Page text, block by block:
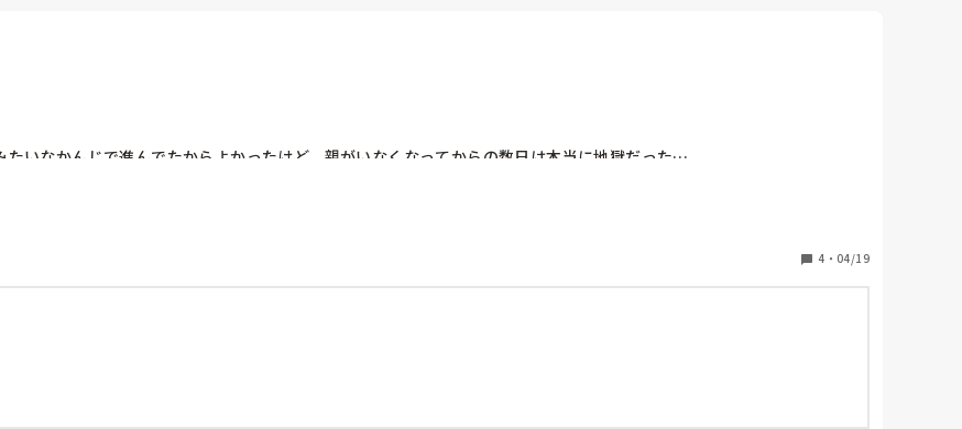
いなかんじで進んでたからよかったけど、親がいなくなってからの数日は本当に地獄だった…。
誰かが起きている状態だからひと息つけたのは15時過ぎで休憩なんて1分も出来なかったし給食も一応食べたけど食べ
と思いつつ、少なくともGW明けて1,2週間経つまではこんなかんじなんだろうと思うと憂鬱です🥲
タートして徐々に増えていくものだと思ってたので、4月からほぼ定員が埋まっているのは初めてです😩
てますか？
4 ・ 04/19